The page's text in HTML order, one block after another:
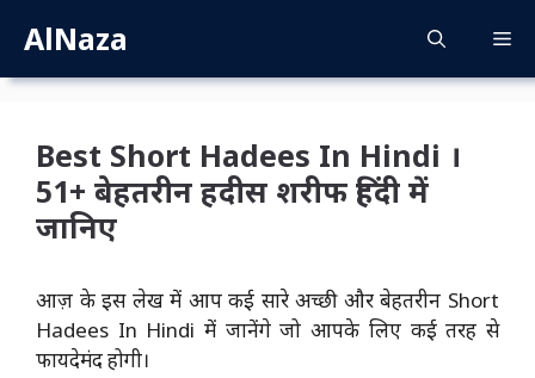
content
AlNaza
Best Short Hadees In Hindi ।
51+ बेहतरीन हदीस शरीफ हिंदी में
जानिए
आज़ के इस लेख में आप कई सारे अच्छी और बेहतरीन Short
Hadees In Hindi में जानेंगे जो आपके लिए कई तरह से
फायदेमंद होगी।